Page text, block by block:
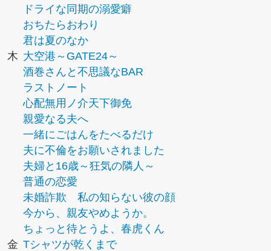
ドライな同期の溺愛癖
おちたらおわり
君は夏のなか
木 大空港～GATE24～
酒巻さんと不思議なBAR
ラストノート
心配無用ノ介天下御免
親愛なる夫へ
一緒にごはんをたべるだけ
夫に不倫をお願いされました
夫婦と16歳～狂気の隣人～
普通の恋愛
未婚詐欺 私の知らない彼の顔
今から、親友やめようか。
ちょっと待とうよ、春虎くん
金 Tシャツが乾くまで